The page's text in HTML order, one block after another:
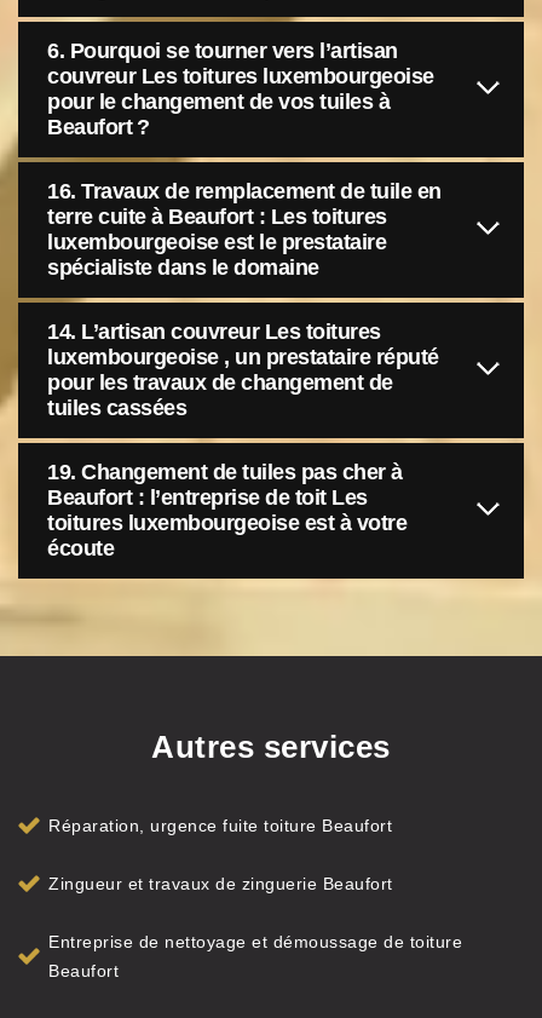
6. Pourquoi se tourner vers l’artisan
couvreur Les toitures luxembourgeoise
pour le changement de vos tuiles à
Beaufort ?
16. Travaux de remplacement de tuile en
terre cuite à Beaufort : Les toitures
luxembourgeoise est le prestataire
spécialiste dans le domaine
14. L’artisan couvreur Les toitures
luxembourgeoise , un prestataire réputé
pour les travaux de changement de
tuiles cassées
19. Changement de tuiles pas cher à
Beaufort : l’entreprise de toit Les
toitures luxembourgeoise est à votre
écoute
Autres services
Réparation, urgence fuite toiture Beaufort
Zingueur et travaux de zinguerie Beaufort
Entreprise de nettoyage et démoussage de toiture
Beaufort